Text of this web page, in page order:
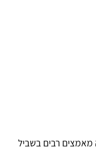
מאמצים רבים בשביל